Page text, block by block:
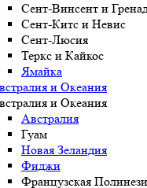
Сент-Винсент и
Сент-Китс и Невис
Сент-Люсия
Теркс и Кайкос
Ямайка
и Океания
и Океания
Австралия
Гуам
Новая Зеландия
Фиджи
Французская